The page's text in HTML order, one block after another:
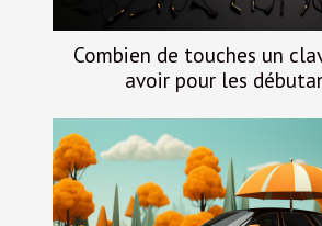
Combien de touches un
avoir pour les